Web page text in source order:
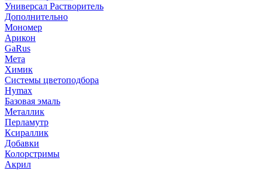
Универсал Растворитель
Дополнительно
Мономер
Арикон
GaRus
Мета
Химик
Системы цветоподбора
Hymax
Базовая эмаль
Металлик
Перламутр
Ксираллик
Добавки
Колорстримы
Акрил